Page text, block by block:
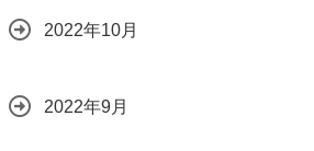
2022年10月
2022年9月